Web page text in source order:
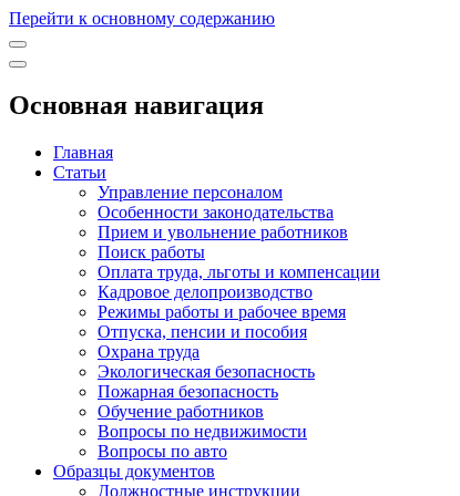
Перейти к основному содержанию
Основная навигация
Главная
Статьи
Управление персоналом
Особенности законодательства
Прием и увольнение работников
Поиск работы
Оплата труда, льготы и компенсации
Кадровое делопроизводство
Режимы работы и рабочее время
Отпуска, пенсии и пособия
Охрана труда
Экологическая безопасность
Пожарная безопасность
Обучение работников
Вопросы по недвижимости
Вопросы по авто
Образцы документов
Должностные инструкции